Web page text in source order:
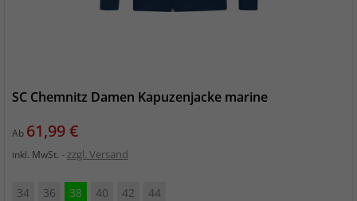
SC Chemnitz Damen Kapuzenjacke marine
Ab Preis
61,99 €
inkl. MwSt. zzgl. Versand
34 36 38 40 42 44